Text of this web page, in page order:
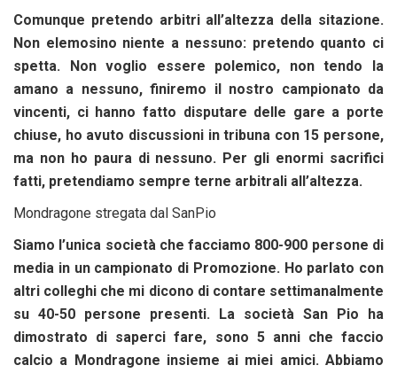
Comunque pretendo arbitri all’altezza della sitazione.
Non elemosino niente a nessuno: pretendo quanto ci
spetta. Non voglio essere polemico, non tendo la
amano a nessuno, finiremo il nostro campionato da
vincenti, ci hanno fatto disputare delle gare a porte
chiuse, ho avuto discussioni in tribuna con 15 persone,
ma non ho paura di nessuno. Per gli enormi sacrifici
fatti, pretendiamo sempre terne arbitrali all’altezza.
Mondragone stregata dal SanPio
Siamo l’unica società che facciamo 800-900 persone di
media in un campionato di Promozione. Ho parlato con
altri colleghi che mi dicono di contare settimanalmente
su 40-50 persone presenti. La società San Pio ha
dimostrato di saperci fare, sono 5 anni che faccio
calcio a Mondragone insieme ai miei amici. Abbiamo